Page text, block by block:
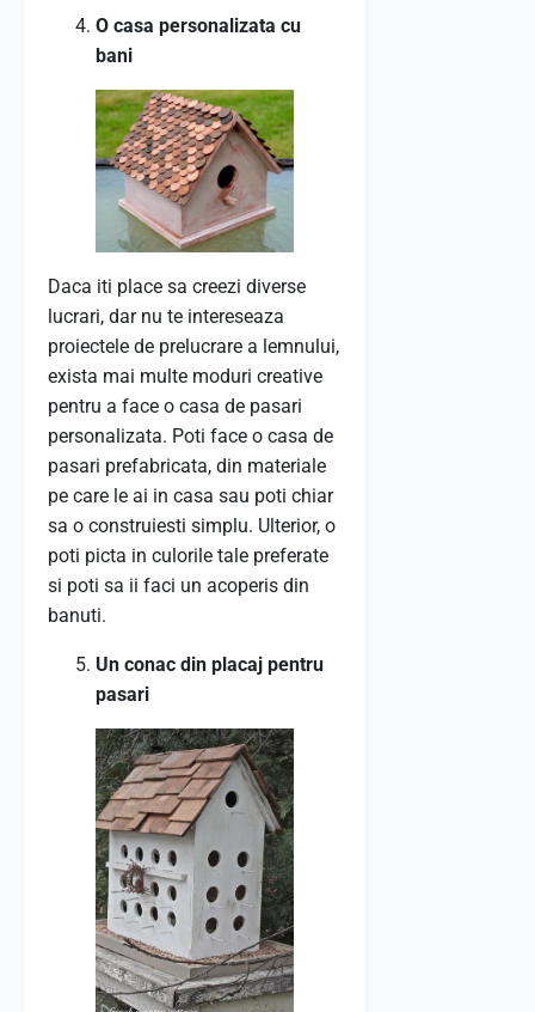
O casa personalizata cu
bani
Daca iti place sa creezi diverse
lucrari, dar nu te intereseaza
proiectele de prelucrare a lemnului,
exista mai multe moduri creative
pentru a face o casa de pasari
personalizata. Poti face o casa de
pasari prefabricata, din materiale
pe care le ai in casa sau poti chiar
sa o construiesti simplu. Ulterior, o
poti picta in culorile tale preferate
si poti sa ii faci un acoperis din
banuti.
Un conac din placaj pentru
pasari